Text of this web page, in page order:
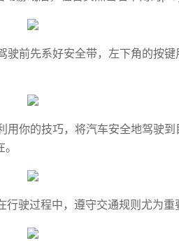
驶前先系好安全带，左下角的按
用你的技巧，将汽车安全地驾驶
行驶过程中，遵守交通规则尤为